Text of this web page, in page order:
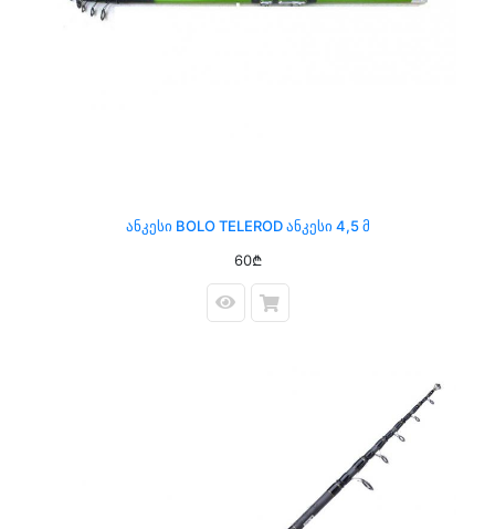
Ანკესი BOLO TELEROD Ანკესი 4,5 Მ
60₾